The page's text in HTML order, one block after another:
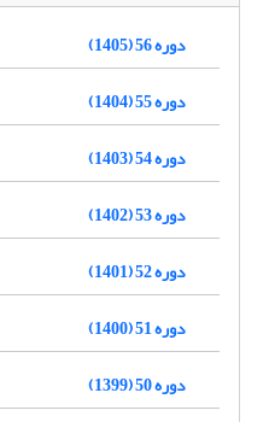
دوره 56 (1405)
دوره 55 (1404)
دوره 54 (1403)
دوره 53 (1402)
دوره 52 (1401)
دوره 51 (1400)
دوره 50 (1399)